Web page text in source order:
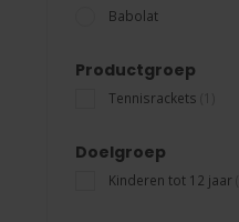
Babolat
Productgroep
Tennisrackets
Doelgroep
Kinderen tot 12 jaar